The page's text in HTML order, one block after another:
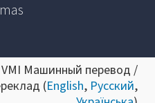
Машинный перевод /
(English, Русский,